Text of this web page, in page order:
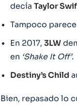
decía Taylor
Tampoco
En 2017, 3LW
en ‘Shake It Off’.
Destiny’s Child
Bien, repasado lo